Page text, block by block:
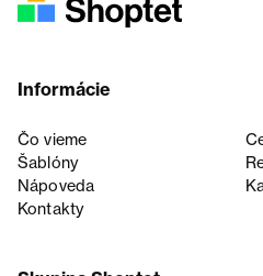
Informácie
Čo vieme
Šablóny
Nápoveda
Kontakty